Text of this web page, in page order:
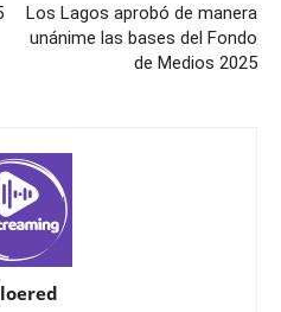
Los Lagos aprobó de manera
unánime las bases del Fondo
de Medios 2025